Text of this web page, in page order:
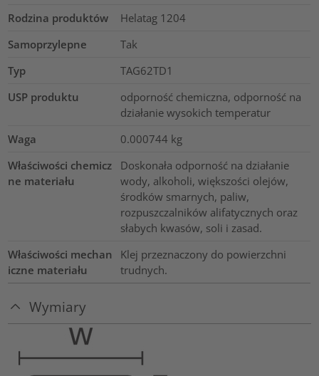
Rodzina produktów
Helatag 1204
Samoprzylepne
Tak
Typ
TAG62TD1
USP produktu
odporność chemiczna, odporność na
działanie wysokich temperatur
Waga
0.000744 kg
Właściwości chemicz
ne materiału
Doskonała odporność na działanie
wody, alkoholi, większości olejów,
środków smarnych, paliw,
rozpuszczalników alifatycznych oraz
słabych kwasów, soli i zasad.
Właściwości mechan
iczne materiału
Klej przeznaczony do powierzchni
trudnych.
Wymiary